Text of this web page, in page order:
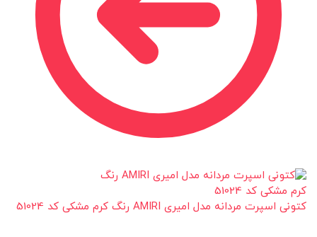
کتونی اسپرت مردانه مدل امیری AMIRI رنگ کرم مشکی کد 51024